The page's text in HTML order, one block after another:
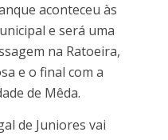
aconteceu às
e será uma
na Ratoeira,
e o final com a
de Mêda.
de Juniores vai